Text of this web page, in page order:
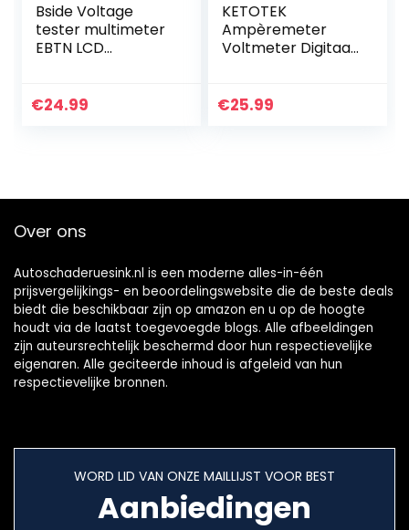
Bside Voltage
tester multimeter
EBTN LCD
tector met
€24.99
KETOTEK
Ampèremeter
Voltmeter Digitaal
Amp Watt KWh
€25.99
Over ons
Autoschaderuesink.nl is een moderne alles-in-één
prijsvergelijkings- en beoordelingswebsite die de beste deals
biedt die beschikbaar zijn op amazon en u op de hoogte
houdt via de laatst toegevoegde blogs. Alle afbeeldingen
zijn auteursrechtelijk beschermd door hun respectievelijke
eigenaren. Alle geciteerde inhoud is afgeleid van hun
respectievelijke bronnen.
WORD LID VAN ONZE MAILLIJST VOOR BEST
Aanbiedingen